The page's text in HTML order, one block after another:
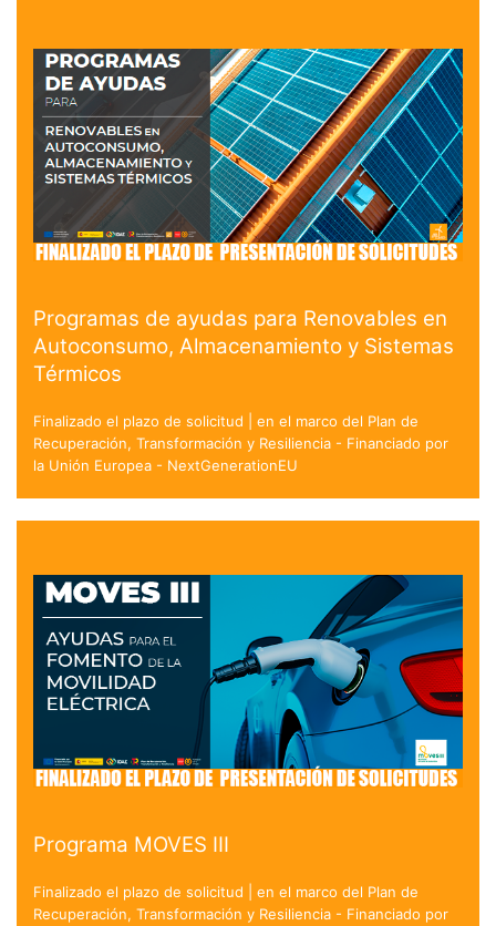
Programas de ayudas para Renovables en
Autoconsumo, Almacenamiento y Sistemas
Térmicos
Finalizado el plazo de solicitud | en el marco del Plan de
Recuperación, Transformación y Resiliencia - Financiado por
la Unión Europea - NextGenerationEU
Programa MOVES III
Finalizado el plazo de solicitud | en el marco del Plan de
Recuperación, Transformación y Resiliencia - Financiado por